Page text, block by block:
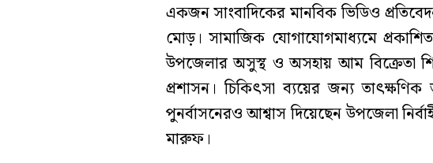
একজন সাংবাদিকের মানবিক ভিডিও
মোড়। সামাজিক যোগাযোগমাধ্যমে
উপজেলার অসুস্থ ও অসহায় আম বিক্রেতা
প্রশাসন। চিকিৎসা ব্যয়ের জন্য
পুনর্বাসনেরও আশ্বাস দিয়েছেন উপজেলা
মারুফ।